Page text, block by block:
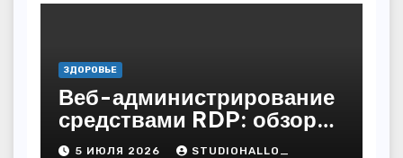
ЗДОРОВЬЕ
Веб-администрирование
средствами RDP: обзор
технических решений
5 ИЮЛЯ 2026 STUDIOHALLO_